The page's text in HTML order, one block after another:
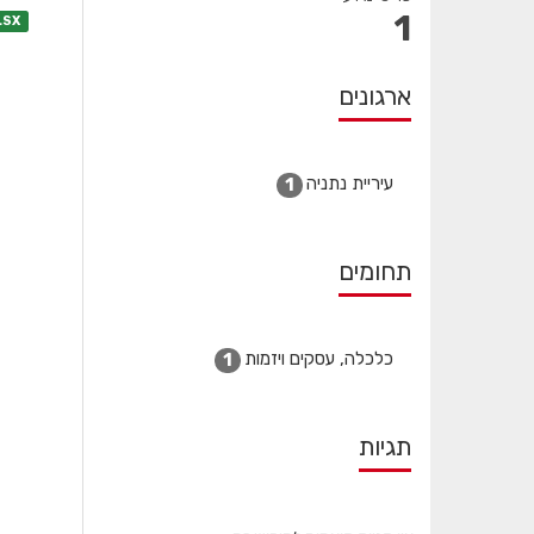
1
ארגונים
עיריית נתניה 1
תחומים
כלכלה, עסקים ויזמות 1
תגיות